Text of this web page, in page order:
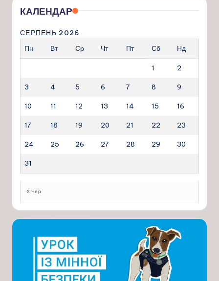
КАЛЕНДАР
СЕРПЕНЬ 2026
Пн
Вт Ср Чт Пт Сб Нд
1 2
3 4 5 6 7 8 9
10 11 12 13 14 15 16
17 18 19 20 21 22 23
24 25 26 27 28 29 30
31
« Чер